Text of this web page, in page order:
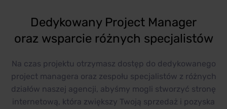
Dedykowany Project Manager
oraz wsparcie różnych specjalistów
Na czas projektu otrzymasz dostęp do dedykowanego
project managera oraz zespołu specjalistów z różnych
działów naszej agencji, abyśmy mogli stworzyć stronę
internetową, która zwiększy Twoją sprzedaż i pozyska